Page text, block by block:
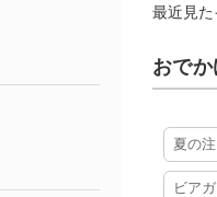
最近見た
おで
夏の
ビア